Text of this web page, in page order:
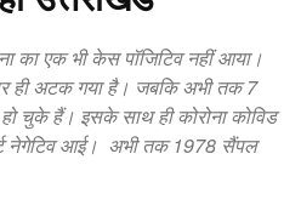
का एक भी केस पॉजिटिव नहीं आया।
ही अटक गया है। जबकि अभी तक 7
चुके हैं। इसके साथ ही कोरोना कोविड
नेगेटिव आई। अभी तक 1978 सैंपल